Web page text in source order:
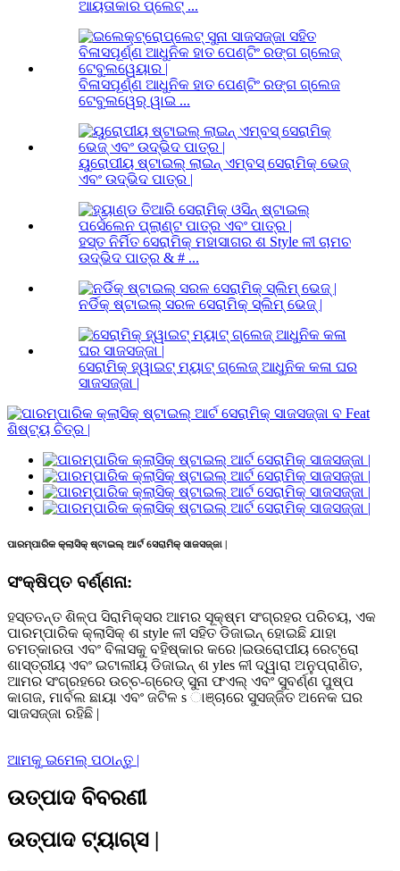
ଆୟତାକାର ପ୍ଲେଟ୍ ...
ବିଳାସପୂର୍ଣ୍ଣ ଆଧୁନିକ ହାତ ପେଣ୍ଟିଂ ରଙ୍ଗ ଗ୍ଲେଜ
ଟେବୁଲୱେର୍ ୱାଇ ...
ୟୁରୋପୀୟ ଷ୍ଟାଇଲ୍ ଲାଇନ୍ ଏମ୍ବସ୍ ସେରାମିକ୍ ଭେଜ୍
ଏବଂ ଉଦ୍ଭିଦ ପାତ୍ର |
ହସ୍ତ ନିର୍ମିତ ସେରାମିକ୍ ମହାସାଗର ଶ Style ଳୀ ଚାମଚ
ଉଦ୍ଭିଦ ପାତ୍ର & # ...
ନର୍ଡିକ୍ ଷ୍ଟାଇଲ୍ ସରଳ ସେରାମିକ୍ ସ୍ଲିମ୍ ଭେଜ୍ |
ସେରାମିକ୍ ହ୍ୱାଇଟ୍ ମ୍ୟାଟ୍ ଗ୍ଲେଜ୍ ଆଧୁନିକ କଳା ଘର
ସାଜସଜ୍ଜା |
ପାରମ୍ପାରିକ କ୍ଲାସିକ୍ ଷ୍ଟାଇଲ୍ ଆର୍ଟ ସେରାମିକ୍ ସାଜସଜ୍ଜା |
ସଂକ୍ଷିପ୍ତ ବର୍ଣ୍ଣନା:
ହସ୍ତତନ୍ତ ଶିଳ୍ପ ସିରାମିକ୍ସର ଆମର ସୂକ୍ଷ୍ମ ସଂଗ୍ରହର ପରିଚୟ, ଏକ
ପାରମ୍ପାରିକ କ୍ଲାସିକ୍ ଶ style ଳୀ ସହିତ ଡିଜାଇନ୍ ହୋଇଛି ଯାହା
ଚମତ୍କାରତା ଏବଂ ବିଳାସକୁ ବହିଷ୍କାର କରେ |ଇଉରୋପୀୟ ରେଟ୍ରୋ
ଶାସ୍ତ୍ରୀୟ ଏବଂ ଇଟାଲୀୟ ଡିଜାଇନ୍ ଶ yles ଳୀ ଦ୍ୱାରା ଅନୁପ୍ରାଣିତ,
ଆମର ସଂଗ୍ରହରେ ଉଚ୍ଚ-ଗ୍ରେଡ୍ ସୁନା ଫଏଲ୍ ଏବଂ ସୁବର୍ଣ୍ଣ ପୁଷ୍ପ
କାଗଜ, ମାର୍ବଲ ଛାୟା ଏବଂ ଜଟିଳ s ାଞ୍ଚାରେ ସୁସଜ୍ଜିତ ଅନେକ ଘର
ସାଜସଜ୍ଜା ରହିଛି |
ଆମକୁ ଇମେଲ୍ ପଠାନ୍ତୁ |
ଉତ୍ପାଦ ବିବରଣୀ
ଉତ୍ପାଦ ଟ୍ୟାଗ୍ସ |